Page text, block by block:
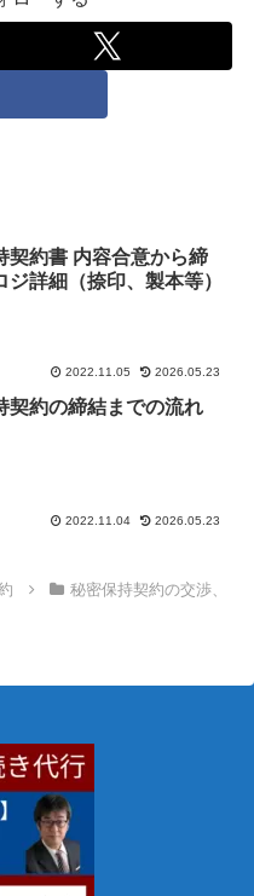
契約書 内容合意から締
ジ詳細（捺印、製本等）
2022.11.05 2026.05.23
契約の締結までの流れ
2022.11.04 2026.05.23
秘密保持契約の交渉、